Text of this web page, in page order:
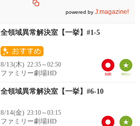
powered by J:magazine!
全領域異常解決室【一挙】#1-5
8/13(木) 22:35～02:50
ファミリー劇場HD
全領域異常解決室【一挙】#6-10
8/14(金) 23:10～03:15
ファミリー劇場HD